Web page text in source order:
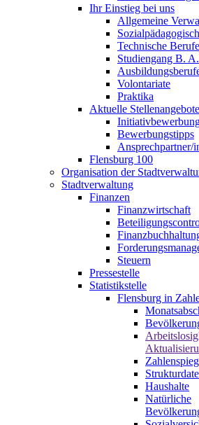
Ihr Einstieg bei uns
Allgemeine
Technische Berufe
Studiengang B. A.
Volontariate
Praktika
Aktuelle Stellenangebote
Bewerbungstipps
Ansprechpartner/
Flensburg 100
Organisation der
Stadtverwaltung
Finanzen
Finanzwirtschaft
Steuern
Pressestelle
Statistikstelle
Flensburg in
Haushalte
Natürliche